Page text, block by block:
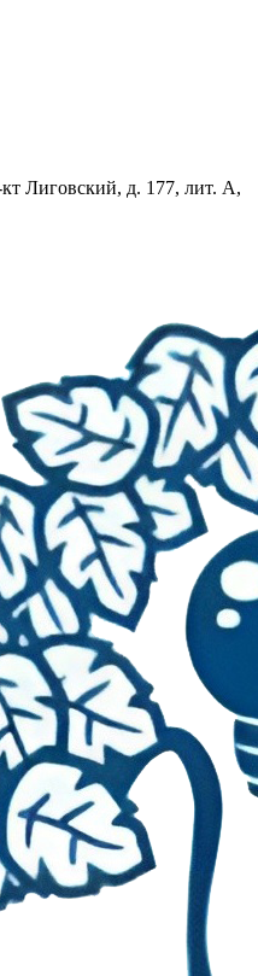
Лиговский, д. 177, лит. А,